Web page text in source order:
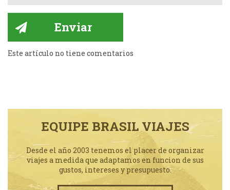
Este artículo no tiene comentarios
EQUIPE BRASIL VIAJES
Desde el año 2003 tenemos el placer de organizar
viajes a medida que adaptamos en funcion de sus
gustos, intereses y presupuesto.